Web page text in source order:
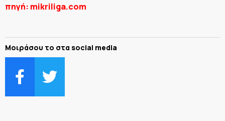
πηγή: mikriliga.com
Μοιράσου το στα social media